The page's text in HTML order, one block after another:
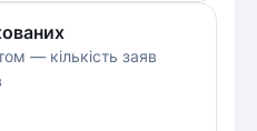
— кількість заяв